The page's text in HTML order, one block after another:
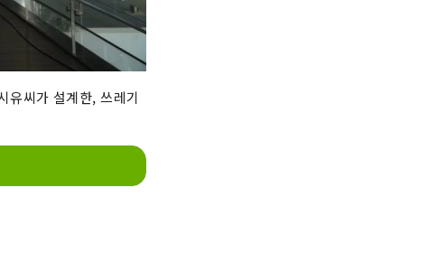
유씨가 설계한, 쓰레기